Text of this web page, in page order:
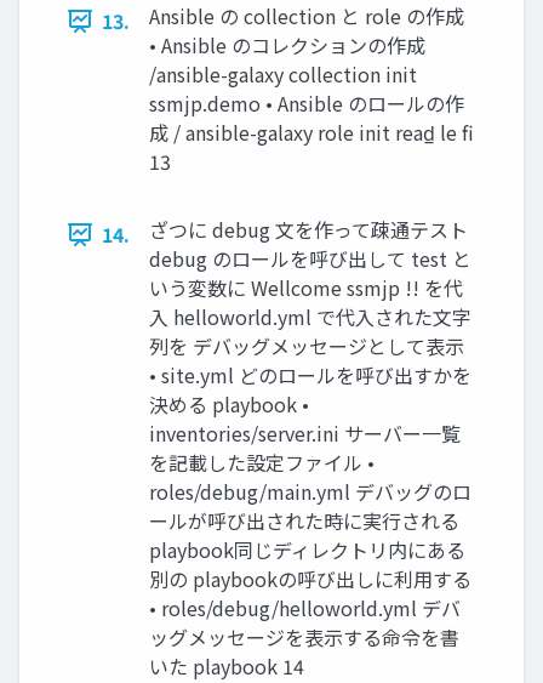
13.
Ansible の collection と role の作成
• Ansible のコレクションの作成
/ansible-galaxy collection init
ssmjp.demo • Ansible のロールの作
成 / ansible-galaxy role init read̲ le fi
13
14.
ざつに debug 文を作って疎通テスト
debug のロールを呼び出して test と
いう変数に Wellcome ssmjp !! を代
入 helloworld.yml で代入された文字
列を デバッグメッセージとして表示
• site.yml どのロールを呼び出すかを
決める playbook •
inventories/server.ini サーバー一覧
を記載した設定ファイル •
roles/debug/main.yml デバッグのロ
ールが呼び出された時に実行される
playbook同じディレクトリ内にある
別の playbookの呼び出しに利用する
• roles/debug/helloworld.yml デバ
ッグメッセージを表示する命令を書
いた playbook 14